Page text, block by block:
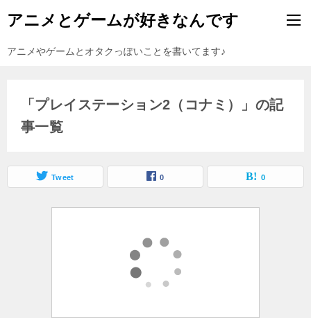
アニメとゲームが好きなんです
アニメやゲームとオタクっぽいことを書いてます♪
「プレイステーション2（コナミ）」の記
事一覧
Tweet 0 0